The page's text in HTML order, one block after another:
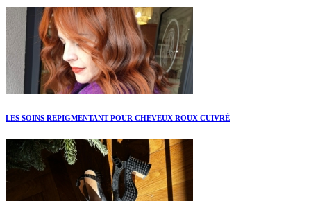
LES SOINS REPIGMENTANT POUR CHEVEUX ROUX CUIVRÉ